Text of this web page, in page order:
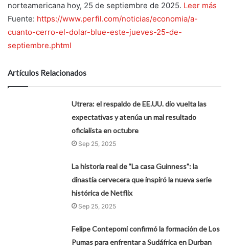
norteamericana hoy, 25 de septiembre de 2025. Leer más
Fuente: https://www.perfil.com/noticias/economia/a-
cuanto-cerro-el-dolar-blue-este-jueves-25-de-
septiembre.phtml
Artículos Relacionados
Utrera: el respaldo de EE.UU. dio vuelta las
expectativas y atenúa un mal resultado
oficialista en octubre
Sep 25, 2025
La historia real de "La casa Guinness": la
dinastía cervecera que inspiró la nueva serie
histórica de Netflix
Sep 25, 2025
Felipe Contepomi confirmó la formación de Los
Pumas para enfrentar a Sudáfrica en Durban